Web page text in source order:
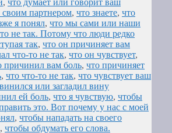
, что думает или говорит ваш
своим партнером, что знаете, что
я понял, что мы сами или наши
не так. Потому что люди редко
так, что он причиняет вам
что-то не так, что он чувствует,
причинил вам боль, что причиняет
, что что-то не так, что чувствует ваш
или загладил вину
ей боль, что я чувствую, чтобы
это. Вот почему у нас с моей
, чтобы нападать на своего
, чтобы обдумать его слова.